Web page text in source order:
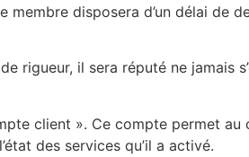
disposera d’un délai de
rigueur, il sera réputé ne jamais
client ». Ce compte permet
des services qu’il a activé.